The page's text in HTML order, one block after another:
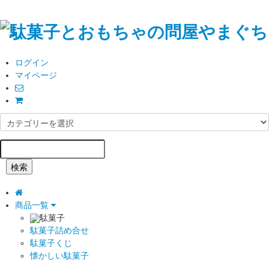
ログイン
マイページ
検索
商品一覧
駄菓子
駄菓子詰め合せ
駄菓子くじ
懐かしい駄菓子